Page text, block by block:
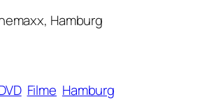
Hamburg
Filme Hamburg